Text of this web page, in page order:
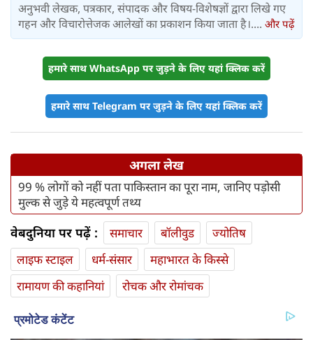
अनुभवी लेखक, पत्रकार, संपादक और विषय-विशेषज्ञों द्वारा लिखे गए
गहन और विचारोत्तेजक आलेखों का प्रकाशन किया जाता है।.... और पढ़ें
हमारे साथ WhatsApp पर जुड़ने के लिए यहां क्लिक करें
हमारे साथ Telegram पर जुड़ने के लिए यहां क्लिक करें
अगला लेख
99 % लोगों को नहीं पता पाकिस्तान का पूरा नाम, जानिए पड़ोसी
मुल्क से जुड़े ये महत्वपूर्ण तथ्य
वेबदुनिया पर पढ़ें : समाचार बॉलीवुड
ज्योतिष
लाइफ स्‍टाइल
धर्म-संसार
महाभारत के किस्से
रामायण की कहानियां
रोचक और रोमांचक